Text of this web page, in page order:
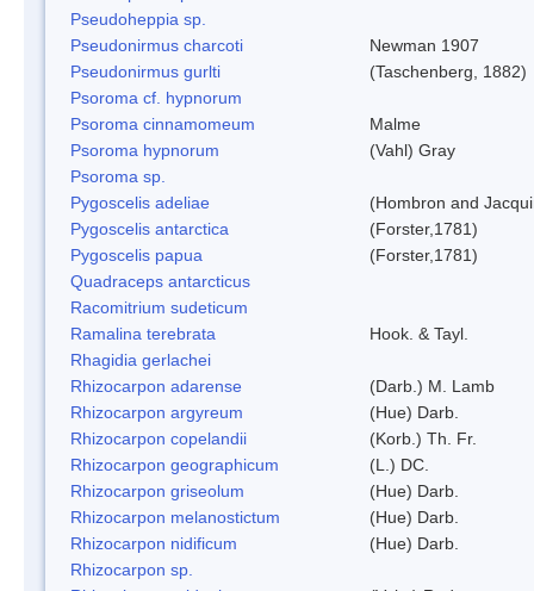
Pseudoheppia sp.
Pseudonirmus charcoti
Newman 1907
Pseudonirmus gurlti
(Taschenberg, 1882)
Psoroma cf. hypnorum
Psoroma cinnamomeum
Malme
Psoroma hypnorum
(Vahl) Gray
Psoroma sp.
Pygoscelis adeliae
(Hombron and
Pygoscelis antarctica
(Forster,1781)
Pygoscelis papua
(Forster,1781)
Quadraceps antarcticus
Racomitrium sudeticum
Ramalina terebrata
Hook. & Tayl.
Rhagidia gerlachei
Rhizocarpon adarense
(Darb.) M. Lamb
Rhizocarpon argyreum
(Hue) Darb.
Rhizocarpon copelandii
(Korb.) Th. Fr.
Rhizocarpon geographicum
(L.) DC.
Rhizocarpon griseolum
(Hue) Darb.
Rhizocarpon melanostictum
(Hue) Darb.
Rhizocarpon nidificum
(Hue) Darb.
Rhizocarpon sp.